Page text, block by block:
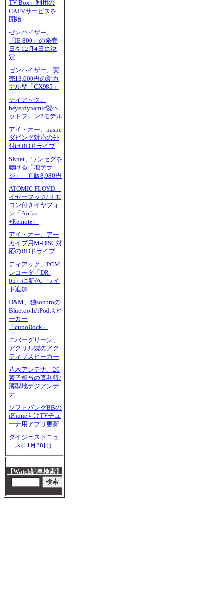
TV Box」利用の
CATVサービスを
開始
ゼンハイザー、
「IE 800」の発売
日を12月4日に決
定
ゼンハイザー、実
売13,000円の新カ
ナル型「CX985」
ティアック、
beyerdynamic製ヘ
ッドフォン2モデル
アイ・オー、nasne
ダビング対応の外
付けBDドライブ
SKnet、ワンセグを
聴ける「地デラ
ジ」。直販8,980円
ATOMIC FLOYD、
イヤーフック/リモ
コン付きイヤフォ
ン「AirJax
+Remote」
アイ・オー、アー
カイブ用M-DISC対
応のBDドライブ
ティアック、PCM
レコーダ「DR-
05」に新色ホワイ
ト追加
D&M、独sonoroの
Bluetooth/iPodスピ
ーカー
「cuboDock」
エバーグリーン、
アクリル製のアク
ティブスピーカー
八木アンテナ、26
素子相当の高利得/
薄型地デジアンテ
ナ
ソフトバンクBBの
iPhone向けTVチュ
ーナ用アプリ更新
ダイジェストニュ
ース(11月28日)
【Watch記事検索】